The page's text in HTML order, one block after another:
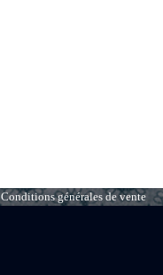
Conditions générales de vente